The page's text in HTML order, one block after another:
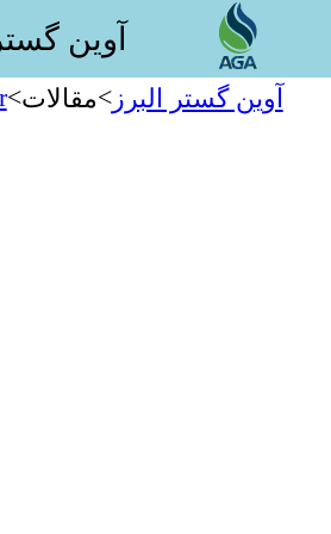
آوین
آوین گستر البرز>مقالات>